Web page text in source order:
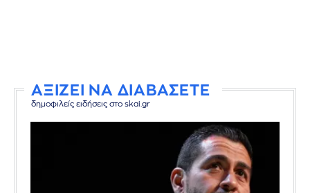
ΑΞΙΖΕΙ ΝΑ ΔΙΑΒΑΣΕΤΕ
δημοφιλείς ειδήσεις στο skai.gr